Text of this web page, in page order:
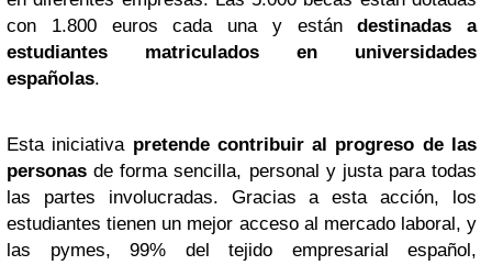
con 1.800 euros cada una y estándestinadas a
estudiantes matriculados en universidades
españolas.
Esta iniciativa pretende contribuir al progreso de las
personasde forma sencilla, personal y justa para todas
las partes involucradas. Gracias a esta acción, los
estudiantes tienen un mejor acceso al mercado laboral, y
las pymes, 99% del tejido empresarial español,